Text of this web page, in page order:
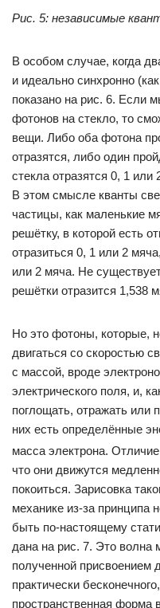
Рис. 5: независимые
В особом случае, когда
и идеально синхронно
показано на рис. 6. Если
фотонов на стекло, то
вещи. Либо оба фотона
отразятся, либо один
стекла отразятся 0, 1 или
В этом смысле кванты
частицы, как маленькие
решётку, в которой есть
отразиться 0, 1 или 2
или 2 мяча. Не
решётки отразится 1,538
Но это фотоны, которые,
двигаться со скоростью
с массой, вроде
электрического поля, и,
поглощать, отражать или
них есть определённые
масса электрона.
что они движутся
покоиться. Зарисовка
механике из-за принципа
быть по-настоящему
дана на рис. 7. Это волна
полученной присвоением
практически
пространственная форма